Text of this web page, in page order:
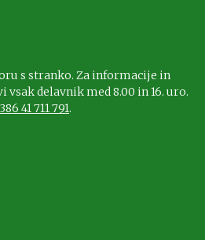
s stranko. Za informacije in
delavnik med 8.00 in 16. uro.
41 711 791.